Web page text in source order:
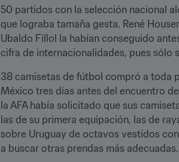
50 partidos con la selección nacional
que lograba tamaña gesta. René
Ubaldo Fillol la habían conseguido
cifra de internacionalidades, pues sólo
38 camisetas de fútbol compró a toda
México tres días antes del encuentro
la AFA había solicitado que sus
las de su primera equipación, las de
sobre Uruguay de octavos vestidos
a buscar otras prendas más adecuadas.